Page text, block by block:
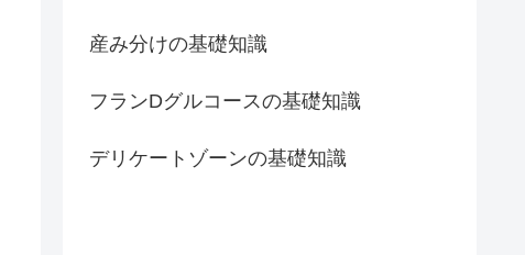
産み分けの基礎知識
フランDグルコースの基礎知識
デリケートゾーンの基礎知識